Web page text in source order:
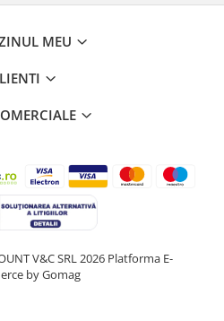
MEU
V&C SRL 2026 Platforma E-
by Gomag